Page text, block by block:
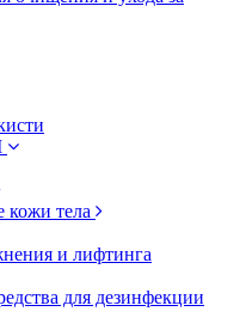
кожи тела
и лифтинга
для дезинфекции